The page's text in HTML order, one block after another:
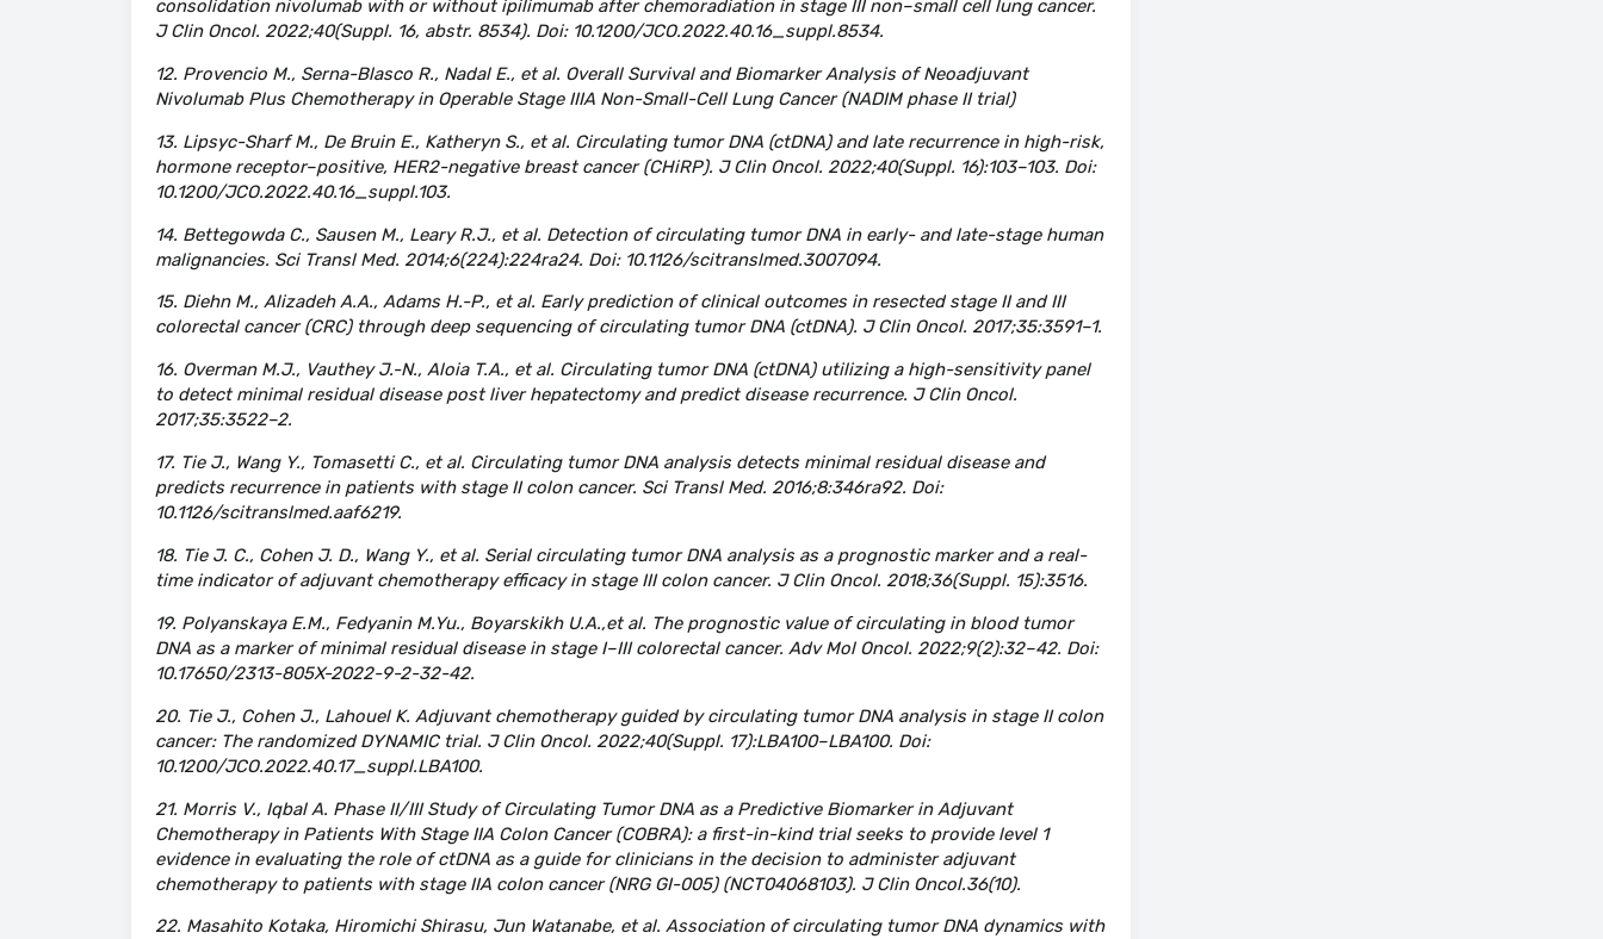
consolidation nivolumab with or without ipilimumab after chemoradiation in stage III non–small cell lung cancer.
J Clin Oncol. 2022;40(Suppl. 16, abstr. 8534). Doi: 10.1200/JCO.2022.40.16_suppl.8534.
12. Provencio M., Serna-Blasco R., Nadal E., et al. Overall Survival and Biomarker Analysis of Neoadjuvant
Nivolumab Plus Chemotherapy in Operable Stage IIIA Non-Small-Cell Lung Cancer (NADIM phase II trial)
13. Lipsyc-Sharf M., De Bruin E., Katheryn S., et al. Circulating tumor DNA (ctDNA) and late recurrence in high-risk,
hormone receptor–positive, HER2-negative breast cancer (CHiRP). J Clin Oncol. 2022;40(Suppl. 16):103–103. Doi:
10.1200/JCO.2022.40.16_suppl.103.
14. Bettegowda C., Sausen M., Leary R.J., et al. Detection of circulating tumor DNA in early- and late-stage human
malignancies. Sci Transl Med. 2014;6(224):224ra24. Doi: 10.1126/scitranslmed.3007094.
15. Diehn M., Alizadeh A.A., Adams H.-P., et al. Early prediction of clinical outcomes in resected stage II and III
colorectal cancer (CRC) through deep sequencing of circulating tumor DNA (ctDNA). J Clin Oncol. 2017;35:3591–1.
16. Overman M.J., Vauthey J.-N., Aloia T.A., et al. Circulating tumor DNA (ctDNA) utilizing a high-sensitivity panel
to detect minimal residual disease post liver hepatectomy and predict disease recurrence. J Clin Oncol.
2017;35:3522–2.
17. Tie J., Wang Y., Tomasetti C., et al. Circulating tumor DNA analysis detects minimal residual disease and
predicts recurrence in patients with stage II colon cancer. Sci Transl Med. 2016;8:346ra92. Doi:
10.1126/scitranslmed.aaf6219.
18. Tie J. C., Cohen J. D., Wang Y., et al. Serial circulating tumor DNA analysis as a prognostic marker and a real-
time indicator of adjuvant chemotherapy efficacy in stage III colon cancer. J Clin Oncol. 2018;36(Suppl. 15):3516.
19. Polyanskaya E.M., Fedyanin M.Yu., Boyarskikh U.A.,et al. The prognostic value of circulating in blood tumor
DNA as a marker of minimal residual disease in stage I–III colorectal cancer. Adv Mol Oncol. 2022;9(2):32–42. Doi:
10.17650/2313-805X-2022-9-2-32-42.
20. Tie J., Cohen J., Lahouel K. Adjuvant chemotherapy guided by circulating tumor DNA analysis in stage II colon
cancer: The randomized DYNAMIC trial. J Clin Oncol. 2022;40(Suppl. 17):LBA100–LBA100. Doi:
10.1200/JCO.2022.40.17_suppl.LBA100.
21. Morris V., Iqbal A. Phase II/III Study of Circulating Tumor DNA as a Predictive Biomarker in Adjuvant
Chemotherapy in Patients With Stage IIA Colon Cancer (COBRA): a first-in-kind trial seeks to provide level 1
evidence in evaluating the role of ctDNA as a guide for clinicians in the decision to administer adjuvant
chemotherapy to patients with stage IIA colon cancer (NRG GI-005) (NCT04068103). J Clin Oncol.36(10).
22. Masahito Kotaka, Hiromichi Shirasu, Jun Watanabe, et al. Association of circulating tumor DNA dynamics with